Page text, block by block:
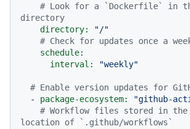
# Look for a `Dockerfile` in
directory
directory:
"/"
# Check for updates once a
schedule:
interval:
"weekly"
# Enable version updates for
-
package-ecosystem:
"github-
# Workflow files stored in
location of `.github/workflows`